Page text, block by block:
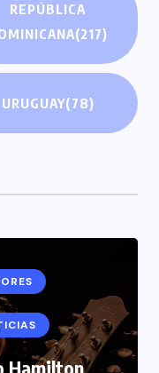
REPÚBLICA
(217)
URUGUAY(78)
Hamilton